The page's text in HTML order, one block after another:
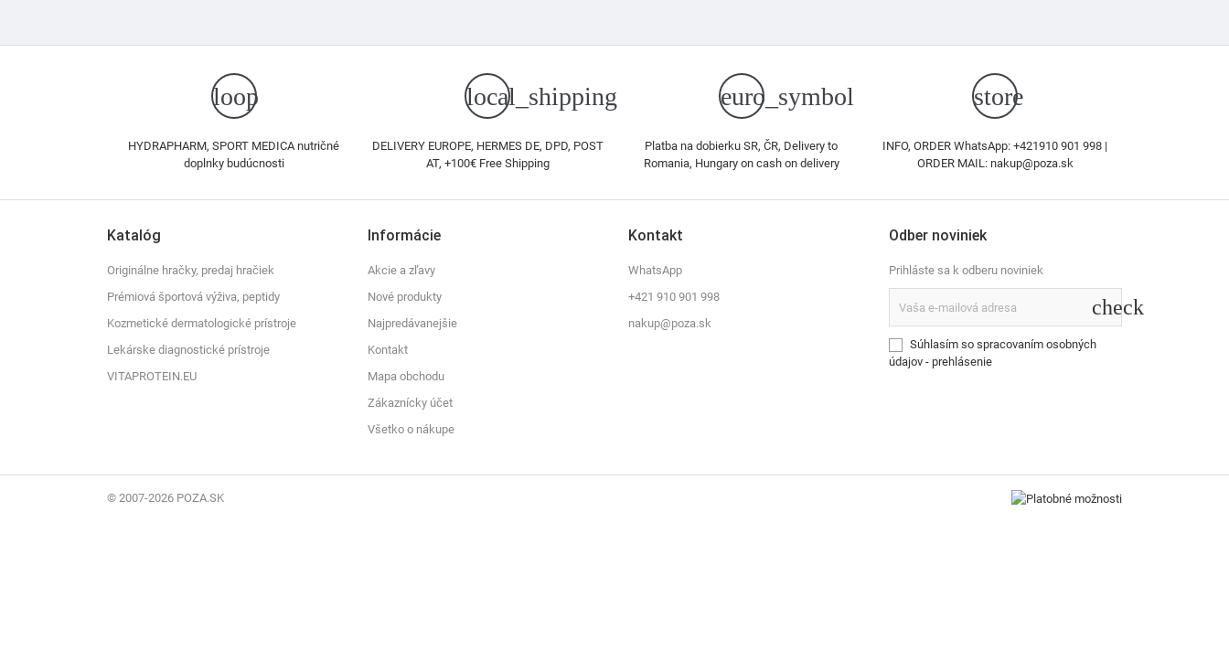
loop
HYDRAPHARM, SPORT MEDICA nutričné
doplnky budúcnosti
local_shipping
DELIVERY EUROPE, HERMES DE, DPD, POST
AT, +100€ Free Shipping
euro_symbol
Platba na dobierku SR, ČR, Delivery to
Romania, Hungary on cash on delivery
store
INFO, ORDER WhatsApp: +421910 901 998 |
ORDER MAIL: nakup@poza.sk
Katalóg
Originálne hračky, predaj hračiek
Prémiová športová výživa, peptidy
Kozmetické dermatologické prístroje
Lekárske diagnostické prístroje
VITAPROTEIN.EU
Informácie
Akcie a zľavy
Nové produkty
Najpredávanejšie
Kontakt
Mapa obchodu
Zákaznícky účet
Všetko o nákupe
Kontakt
WhatsApp
+421 910 901 998
nakup@poza.sk
Odber noviniek
Prihláste sa k odberu noviniek
check
Súhlasím so spracovaním osobných
údajov - prehlásenie
© 2007-2026 POZA.SK